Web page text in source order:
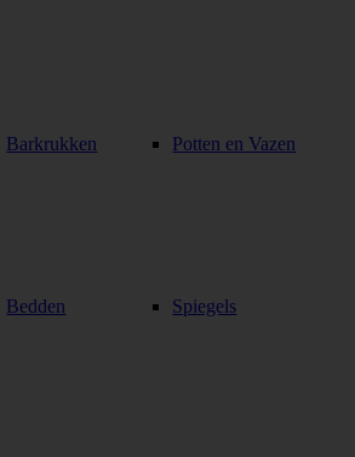
Barkrukken
Bedden
Potten en Vazen
Spiegels